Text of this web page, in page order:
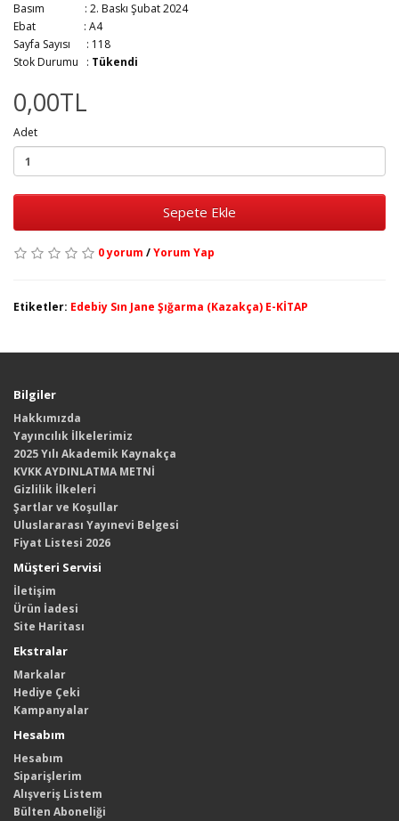
Basım : 2. Baskı Şubat 2024
Ebat : A4
Sayfa Sayısı : 118
Stok Durumu : Tükendi
0,00TL
Adet
Sepete Ekle
0 yorum /Yorum Yap
Etiketler: Edebiy Sın Jane Şığarma (Kazakça) E-KİTAP
Bilgiler
Hakkımızda
Yayıncılık İlkelerimiz
2025 Yılı Akademik Kaynakça
KVKK AYDINLATMA METNİ
Gizlilik İlkeleri
Şartlar ve Koşullar
Uluslararası Yayınevi Belgesi
Fiyat Listesi 2026
Müşteri Servisi
İletişim
Ürün İadesi
Site Haritası
Ekstralar
Markalar
Hediye Çeki
Kampanyalar
Hesabım
Hesabım
Siparişlerim
Alışveriş Listem
Bülten Aboneliği